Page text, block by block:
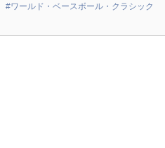
#ワールド・ベースボール・クラシック